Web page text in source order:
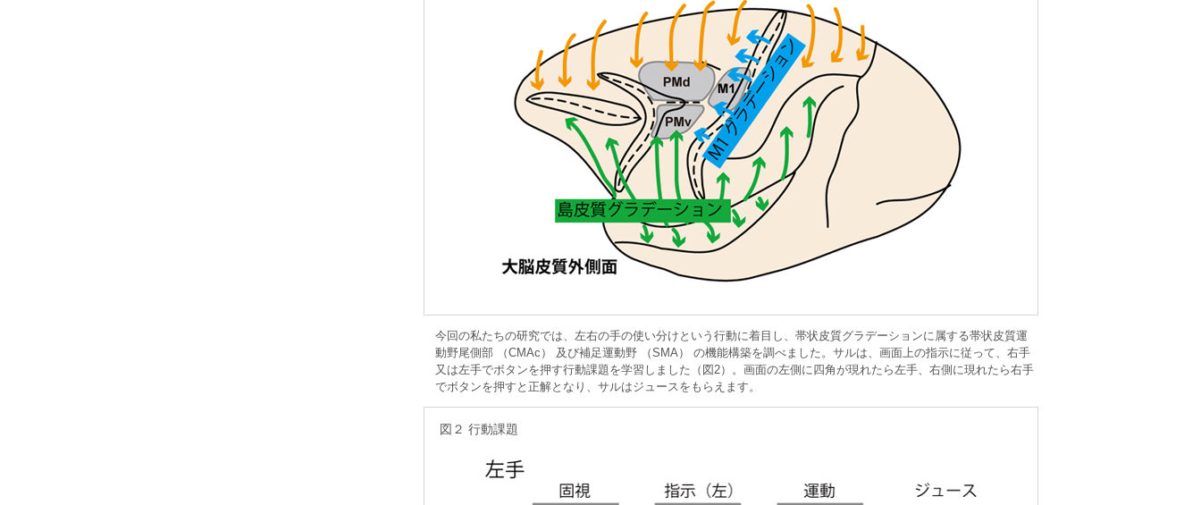
今回の私たちの研究では、左右の手の使い分けという行動に着目し、帯状皮質グラデーションに属する帯状皮質運
動野尾側部 （CMAc） 及び補足運動野 （SMA） の機能構築を調べました。サルは、画面上の指示に従って、右手
又は左手でボタンを押す行動課題を学習しました（図2）。画面の左側に四角が現れたら左手、右側に現れたら右手
でボタンを押すと正解となり、サルはジュースをもらえます。
図２ 行動課題